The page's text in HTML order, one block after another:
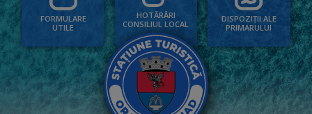
FORMULARE
UTILE
HOTĂRÂRI
CONSILIUL LOCAL
DISPOZIȚII ALE
PRIMARULUI